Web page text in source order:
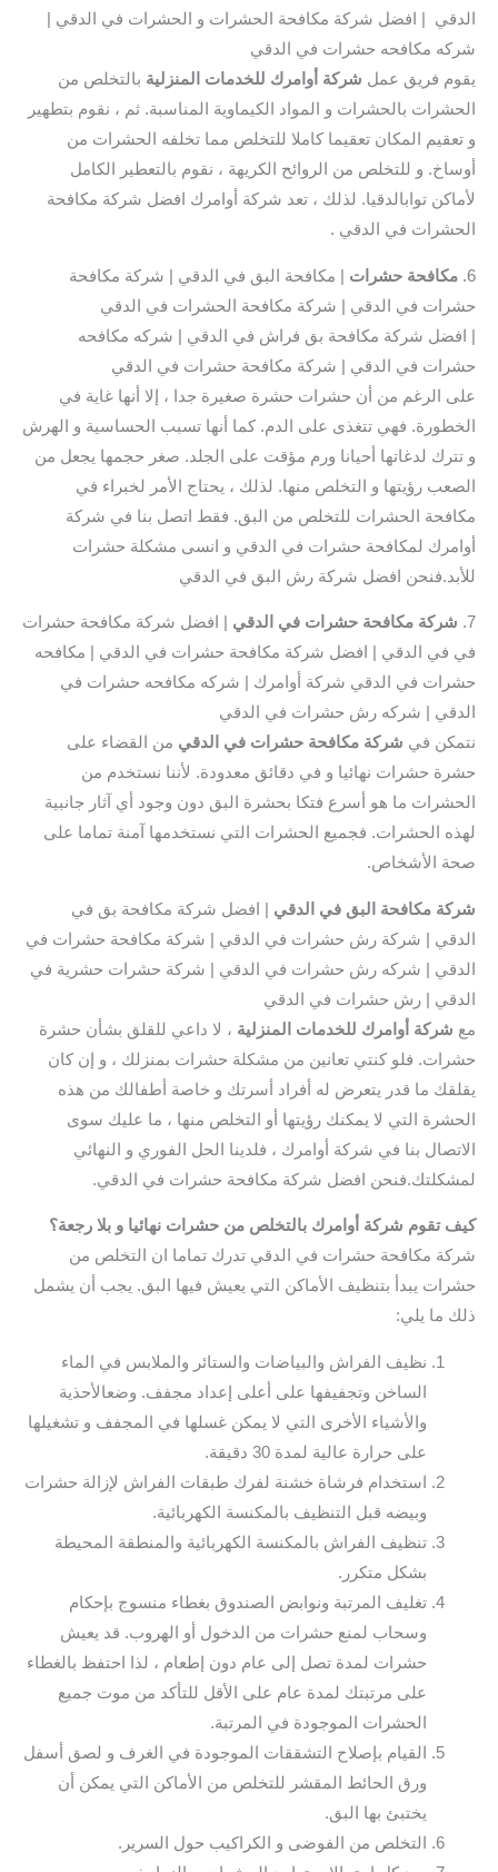
الدقي | افضل شركة مكافحة الحشرات و الحشرات في الدقي |
شركه مكافحه حشرات في الدقي
يقوم فريق عمل شركة أوامرك للخدمات المنزلية بالتخلص من
الحشرات بالحشرات و المواد الكيماوية المناسبة. ثم ، نقوم بتطهير
و تعقيم المكان تعقيما كاملا للتخلص مما تخلفه الحشرات من
أوساخ. و للتخلص من الروائح الكريهة ، نقوم بالتعطير الكامل
لأماكن توابالدقيا. لذلك ، تعد شركة أوامرك افضل شركة مكافحة
الحشرات في الدقي .
6. مكافحة حشرات
| مكافحة البق في الدقي | شركة مكافحة
حشرات في الدقي | شركة مكافحة الحشرات في الدقي
| افضل شركة مكافحة بق فراش في الدقي | شركه مكافحه
حشرات في الدقي | شركة مكافحة حشرات في الدقي
على الرغم من أن حشرات حشرة صغيرة جدا ، إلا أنها غاية في
الخطورة. فهي تتغذى على الدم. كما أنها تسبب الحساسية و الهرش
و تترك لدغاتها أحيانا ورم مؤقت على الجلد. صغر حجمها يجعل من
الصعب رؤيتها و التخلص منها. لذلك ، يحتاج الأمر لخبراء في
مكافحة الحشرات للتخلص من البق. فقط اتصل بنا في شركة
أوامرك لمكافحة حشرات في الدقي و انسى مشكلة حشرات
للأبد.فنحن افضل شركة رش البق في الدقي
7. شركة مكافحة حشرات في الدقي | افضل شركة مكافحة حشرات
في في الدقي | افضل شركة مكافحة حشرات في الدقي | مكافحه
حشرات في الدقي شركة أوامرك | شركه مكافحه حشرات في
الدقي | شركه رش حشرات في الدقي
نتمكن في شركة مكافحة حشرات في الدقي من القضاء على
حشرة حشرات نهائيا و في دقائق معدودة. لأننا نستخدم من
الحشرات ما هو أسرع فتكا بحشرة البق دون وجود أي آثار جانبية
لهذه الحشرات. فجميع الحشرات التي نستخدمها آمنة تماما على
صحة الأشخاص.
شركة مكافحة البق في الدقي | افضل شركة مكافحة بق في
الدقي | شركة رش حشرات في الدقي | شركة مكافحة حشرات في
الدقي | شركه رش حشرات في الدقي | شركة حشرات حشرية في
الدقي | رش حشرات في الدقي
مع شركة أوامرك للخدمات المنزلية ، لا داعي للقلق بشأن حشرة
حشرات. فلو كنتي تعانين من مشكلة حشرات بمنزلك ، و إن كان
يقلقك ما قدر يتعرض له أفراد أسرتك و خاصة أطفالك من هذه
الحشرة التي لا يمكنك رؤيتها أو التخلص منها ، ما عليك سوى
الاتصال بنا في شركة أوامرك ، فلدينا الحل الفوري و النهائي
لمشكلتك.فنحن افضل شركة مكافحة حشرات في الدقي.
كيف تقوم شركة أوامرك بالتخلص من حشرات نهائيا و بلا رجعة؟
شركة مكافحة حشرات في الدقي تدرك تماما ان التخلص من
حشرات يبدأ بتنظيف الأماكن التي يعيش فيها البق. يجب أن يشمل
ذلك ما يلي:
نظيف الفراش والبياضات والستائر والملابس في الماء
الساخن وتجفيفها على أعلى إعداد مجفف. وضعالأحذية
والأشياء الأخرى التي لا يمكن غسلها في المجفف و تشغيلها
على حرارة عالية لمدة 30 دقيقة.
استخدام فرشاة خشنة لفرك طبقات الفراش لإزالة حشرات
وبيضه قبل التنظيف بالمكنسة الكهربائية.
تنظيف الفراش بالمكنسة الكهربائية والمنطقة المحيطة
بشكل متكرر.
تغليف المرتبة ونوابض الصندوق بغطاء منسوج بإحكام
وسحاب لمنع حشرات من الدخول أو الهروب. قد يعيش
حشرات لمدة تصل إلى عام دون إطعام ، لذا احتفظ بالغطاء
على مرتبتك لمدة عام على الأقل للتأكد من موت جميع
الحشرات الموجودة في المرتبة.
القيام بإصلاح التشققات الموجودة في الغرف و لصق أسفل
ورق الحائط المقشر للتخلص من الأماكن التي يمكن أن
يختبئ بها البق.
التخلص من الفوضى و الكراكيب حول السرير.